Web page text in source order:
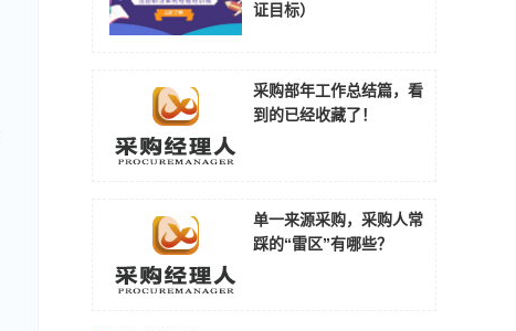
证目标）
采购部年工作总结篇，看
到的已经收藏了！
单一来源采购，采购人常
踩的“雷区”有哪些？